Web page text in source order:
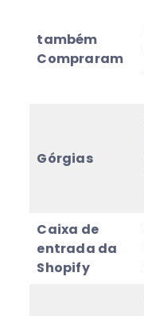
também
Compraram
Górgias
Caixa de
entrada da
Shopify